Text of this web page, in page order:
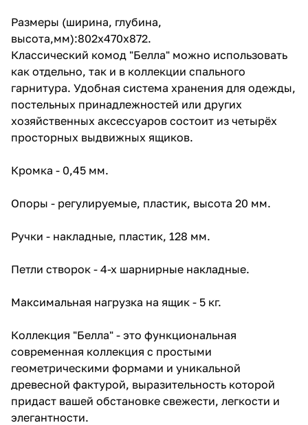
Размеры (ширина, глубина,
высота,мм):802x470x872.
Классический комод "Белла" можно использовать
как отдельно, так и в коллекции спального
гарнитура. Удобная система хранения для одежды,
постельных принадлежностей или других
хозяйственных аксессуаров состоит из четырёх
просторных выдвижных ящиков.
Кромка - 0,45 мм.
Опоры - регулируемые, пластик, высота 20 мм.
Ручки - накладные, пластик, 128 мм.
Петли створок - 4-х шарнирные накладные.
Максимальная нагрузка на ящик - 5 кг.
Коллекция "Белла" - это функциональная
современная коллекция с простыми
геометрическими формами и уникальной
древесной фактурой, выразительность которой
придаст вашей обстановке свежести, легкости и
элегантности.